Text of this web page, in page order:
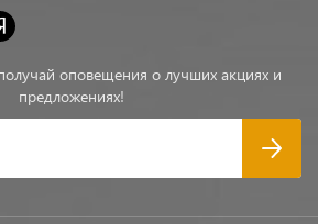
оповещения о лучших акциях и
предложениях!